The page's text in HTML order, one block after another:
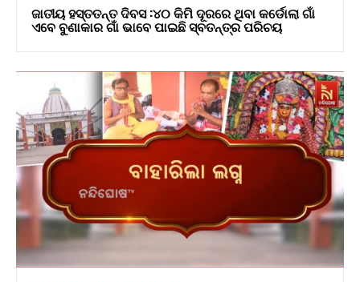
ଜାତୀୟ ହସ୍ତତନ୍ତ ଦିବସ :୪୦ କିମି ଦୂରରେ ଥିବା କର୍ଡୋଲା ଗାଁ
ଏବେ ବୁଣାକାର ଗାଁ ଭାବେ ପାଇଛି ସ୍ବତନ୍ତ୍ର ପରିଚୟ